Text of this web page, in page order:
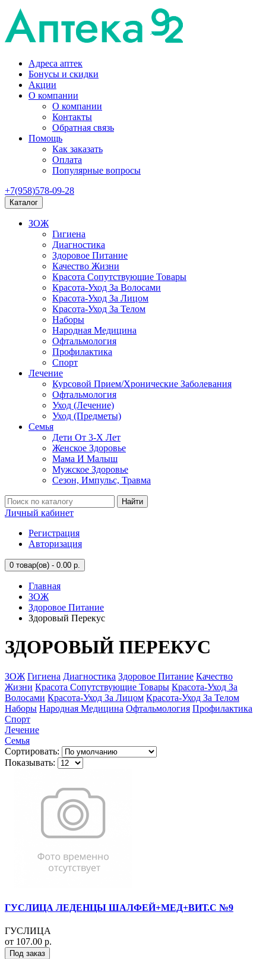
Адреса аптек
Бонусы и скидки
Акции
О компании
О компании
Контакты
Обратная связь
Помощь
Как заказать
Оплата
Популярные вопросы
+7(958)578-09-28
Каталог
ЗОЖ
Гигиена
Диагностика
Здоровое Питание
Качество Жизни
Красота Сопутствующие Товары
Красота-Уход За Волосами
Красота-Уход За Лицом
Красота-Уход За Телом
Наборы
Народная Медицина
Офтальмология
Профилактика
Спорт
Лечение
Курсовой Прием/Хронические Заболевания
Офтальмология
Уход (Лечение)
Уход (Предметы)
Семья
Дети От 3-Х Лет
Женское Здоровье
Мама И Малыш
Мужское Здоровье
Сезон, Импульс, Травма
Найти
Личный кабинет
Регистрация
Авторизация
0 товар(ов) - 0.00 р.
Главная
ЗОЖ
Здоровое Питание
Здоровый Перекус
ЗДОРОВЫЙ ПЕРЕКУС
ЗОЖ Гигиена Диагностика Здоровое Питание Качество
Жизни Красота Сопутствующие Товары Красота-Уход За
Волосами Красота-Уход За Лицом Красота-Уход За Телом
Наборы Народная Медицина Офтальмология Профилактика
Спорт
Лечение
Семья
Сортировать:
Показывать:
ГУСЛИЦА ЛЕДЕНЦЫ ШАЛФЕЙ+МЕД+ВИТ.С №9
ГУСЛИЦА
от 107.00 р.
Под заказ